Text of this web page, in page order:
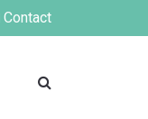
Contact